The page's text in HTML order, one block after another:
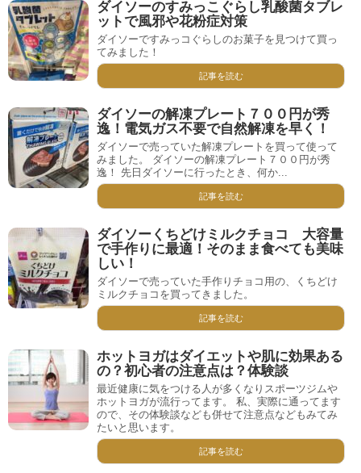
ダイソーのすみっこぐらし乳酸菌タブレ
ットで風邪や花粉症対策
ダイソーですみっコぐらしのお菓子を見つけて買っ
てみました！
記事を読む
ダイソーの解凍プレート７００円が秀
逸！電気ガス不要で自然解凍を早く！
ダイソーで売っていた解凍プレートを買って使って
みました。 ダイソーの解凍プレート７００円が秀
逸！ 先日ダイソーに行ったとき、何か...
記事を読む
ダイソーくちどけミルクチョコ 大容量
で手作りに最適！そのまま食べても美味
しい！
ダイソーで売っていた手作りチョコ用の、くちどけ
ミルクチョコを買ってきました。
記事を読む
ホットヨガはダイエットや肌に効果ある
の？初心者の注意点は？体験談
最近健康に気をつける人が多くなりスポーツジムや
ホットヨガが流行ってます。 私、実際に通ってます
ので、その体験談なども併せて注意点などもみてみ
たいと思います。
記事を読む